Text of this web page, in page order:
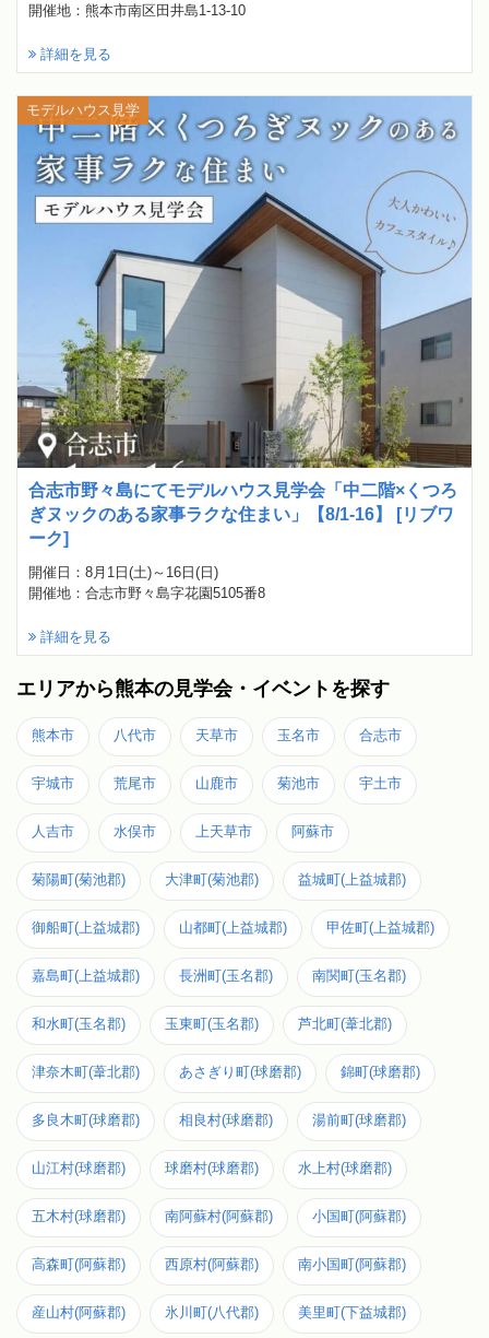
開催地：熊本市南区田井島1-13-10
詳細を見る
合志市野々島にてモデルハウス見学会「中二階×くつろ
ぎヌックのある家事ラクな住まい」【8/1-16】 [リブワ
ーク]
開催日：8月1日(土)～16日(日)
開催地：合志市野々島字花園5105番8
詳細を見る
モデルハウス見学
エリアから熊本の見学会・イベントを探す
熊本市 八代市 天草市 玉名市 合志市
宇城市 荒尾市 山鹿市 菊池市 宇土市
人吉市 水俣市 上天草市 阿蘇市
菊陽町(菊池郡) 大津町(菊池郡) 益城町(上益城郡)
御船町(上益城郡) 山都町(上益城郡) 甲佐町(上益城郡)
嘉島町(上益城郡) 長洲町(玉名郡) 南関町(玉名郡)
和水町(玉名郡) 玉東町(玉名郡) 芦北町(葦北郡)
津奈木町(葦北郡) あさぎり町(球磨郡) 錦町(球磨郡)
多良木町(球磨郡) 相良村(球磨郡) 湯前町(球磨郡)
山江村(球磨郡) 球磨村(球磨郡) 水上村(球磨郡)
五木村(球磨郡) 南阿蘇村(阿蘇郡) 小国町(阿蘇郡)
高森町(阿蘇郡) 西原村(阿蘇郡) 南小国町(阿蘇郡)
産山村(阿蘇郡) 氷川町(八代郡) 美里町(下益城郡)